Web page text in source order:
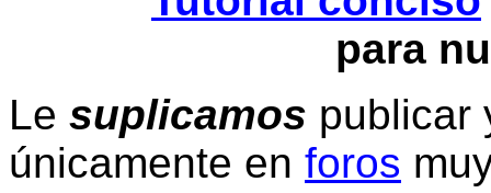
para
Le suplicamos publicar
únicamente en foros